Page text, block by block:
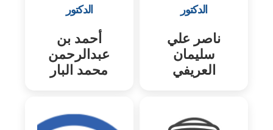
الدكتور
ناصر علي
سليمان
العريفي
الدكتور
أحمد بن
عبدالرحمن
محمد البار